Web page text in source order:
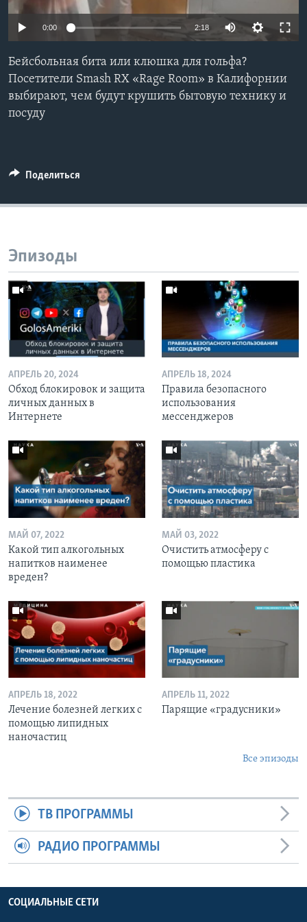
Learning English
СОЦИАЛЬНЫЕ СЕТИ
0:00 2:18
Бейсбольная бита или клюшка для гольфа?
Посетители Smash RX «Rage Room» в Калифорнии
выбирают, чем будут крушить бытовую технику и
посуду
Поделиться
Эпизоды
АПРЕЛЬ 20, 2024
Обход блокировок и защита
личных данных в
Интернете
АПРЕЛЬ 18, 2024
Правила безопасного
использования
мессенджеров
МАЙ 07, 2022
Какой тип алкогольных
напитков наименее
вреден?
МАЙ 03, 2022
Очистить атмосферу с
помощью пластика
АПРЕЛЬ 18, 2022
Лечение болезней легких с
помощью липидных
наночастиц
АПРЕЛЬ 11, 2022
Парящие «градусники»
Все эпизоды
ТВ ПРОГРАММЫ
РАДИО ПРОГРАММЫ
СОЦИАЛЬНЫЕ СЕТИ